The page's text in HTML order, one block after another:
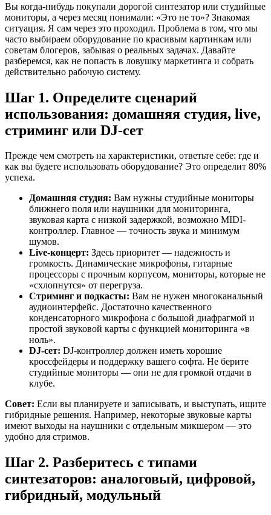
Вы когда-нибудь покупали дорогой синтезатор или студийные
мониторы, а через месяц понимали: «Это не то»? Знакомая
ситуация. Я сам через это проходил. Проблема в том, что мы
часто выбираем оборудование по красивым картинкам или
советам блогеров, забывая о реальных задачах. Давайте
разберемся, как не попасть в ловушку маркетинга и собрать
действительно рабочую систему.
Шаг 1. Определите сценарий
использования: домашняя студия, live,
стриминг или DJ-сет
Прежде чем смотреть на характеристики, ответьте себе: где и
как вы будете использовать оборудование? Это определит 80%
успеха.
Домашняя студия: Вам нужны студийные мониторы
ближнего поля или наушники для мониторинга,
звуковая карта с низкой задержкой, возможно MIDI-
контроллер. Главное — точность звука и минимум
шумов.
Live-концерт: Здесь приоритет — надежность и
громкость. Динамические микрофоны, гитарные
процессоры с прочным корпусом, мониторы, которые не
«схлопнутся» от перегруза.
Стриминг и подкасты: Вам не нужен многоканальный
аудиоинтерфейс. Достаточно качественного
конденсаторного микрофона с большой диафрагмой и
простой звуковой карты с функцией мониторинга «в
ноль».
DJ-сет: DJ-контроллер должен иметь хорошие
кроссфейдеры и поддержку вашего софта. Не берите
студийные мониторы — они не для громкой отдачи в
клубе.
Совет: Если вы планируете и записывать, и выступать, ищите
гибридные решения. Например, некоторые звуковые карты
имеют выходы на наушники с отдельным микшером — это
удобно для стримов.
Шаг 2. Разберитесь с типами
синтезаторов: аналоговый, цифровой,
гибридный, модульный